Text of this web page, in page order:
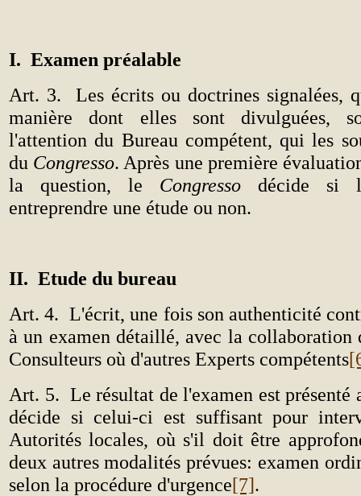
I. Examen préalable
Art. 3.
Les écrits ou doctrines signalées,
manière dont elles sont divulguées,
l'attention du Bureau compétent, qui les
du Congresso. Après une première
la question, le Congresso décide si
entreprendre une étude ou non.
II. Etude du bureau
Art. 4. L'écrit, une fois son authenticité
à un examen détaillé, avec la collaboration
Consulteurs où d'autres Experts compétents
Art. 5. Le résultat de l'examen est présenté
décide si celui-ci est suffisant pour
Autorités locales, où s'il doit être
deux autres modalités prévues: examen
selon la procédure d'urgence[7].